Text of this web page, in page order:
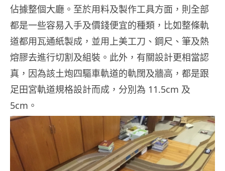
佔據整個大廳。至於用料及製作工具方面，則全部
都是一些容易入手及價錢便宜的種類，比如整條軌
道都用瓦通紙製成，並用上美工刀、鋼尺、筆及熱
熔膠去進行切割及組裝。此外，有關設計更相當認
真，因為該土炮四驅車軌道的軌闊及牆高，都是跟
足田宮軌道規格設計而成，分別為 11.5cm 及
5cm。